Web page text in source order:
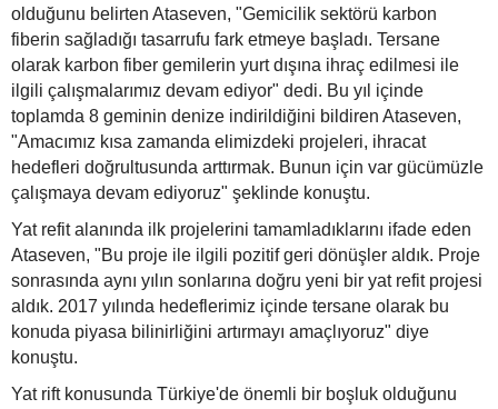
olduğunu belirten Ataseven, "Gemicilik sektörü karbon
fiberin sağladığı tasarrufu fark etmeye başladı. Tersane
olarak karbon fiber gemilerin yurt dışına ihraç edilmesi ile
ilgili çalışmalarımız devam ediyor" dedi. Bu yıl içinde
toplamda 8 geminin denize indirildiğini bildiren Ataseven,
"Amacımız kısa zamanda elimizdeki projeleri, ihracat
hedefleri doğrultusunda arttırmak. Bunun için var gücümüzle
çalışmaya devam ediyoruz" şeklinde konuştu.
Yat refit alanında ilk projelerini tamamladıklarını ifade eden
Ataseven, "Bu proje ile ilgili pozitif geri dönüşler aldık. Proje
sonrasında aynı yılın sonlarına doğru yeni bir yat refit projesi
aldık. 2017 yılında hedeflerimiz içinde tersane olarak bu
konuda piyasa bilinirliğini artırmayı amaçlıyoruz" diye
konuştu.
Yat rift konusunda Türkiye'de önemli bir boşluk olduğunu